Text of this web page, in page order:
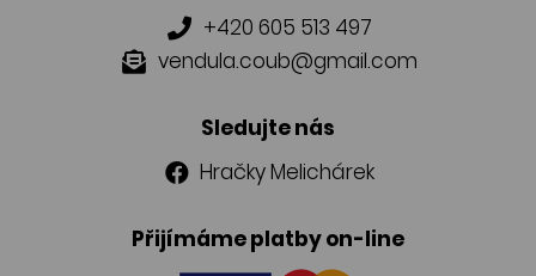
+420 605 513 497
vendula.coub@gmail.com
Sledujte nás
Hračky Melichárek
Přijímáme platby on-line